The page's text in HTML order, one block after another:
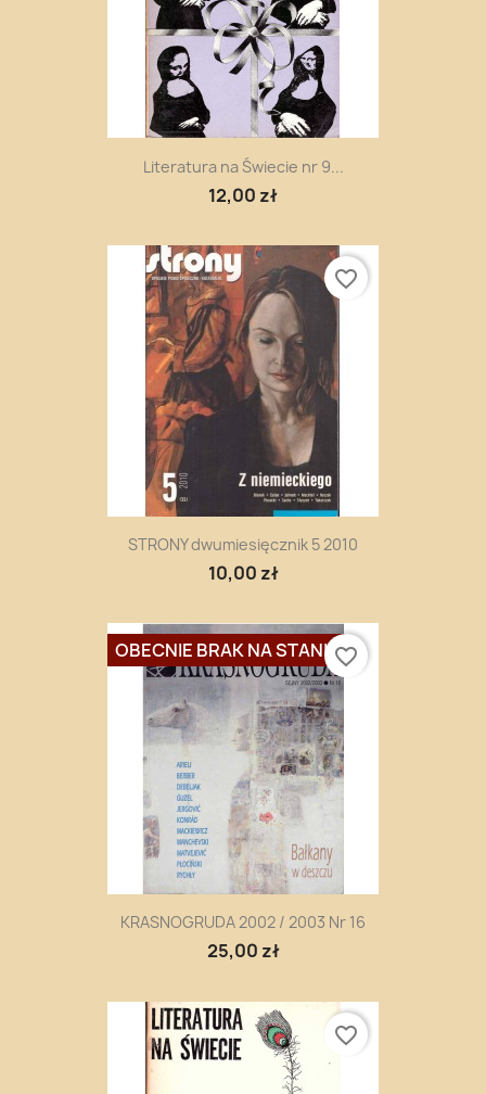
Literatura na Świecie nr 9...
12,00 zł
STRONY dwumiesięcznik 5 2010
10,00 zł
favorite_border
KRASNOGRUDA 2002 / 2003 Nr 16
25,00 zł
OBECNIE BRAK NA STANIEfavorite_border
favorite_border